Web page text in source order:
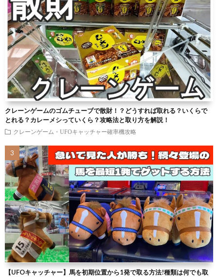
クレーンゲームのゴムチューブで散財！？どうすれば取れる？いくらで
とれる？カレーメシっていくら？攻略法と取り方を解説！
クレーンゲーム・UFOキャッチャー確率機攻略
【UFOキャッチャー】馬を初期位置から1発で取る方法!種類は何でも取